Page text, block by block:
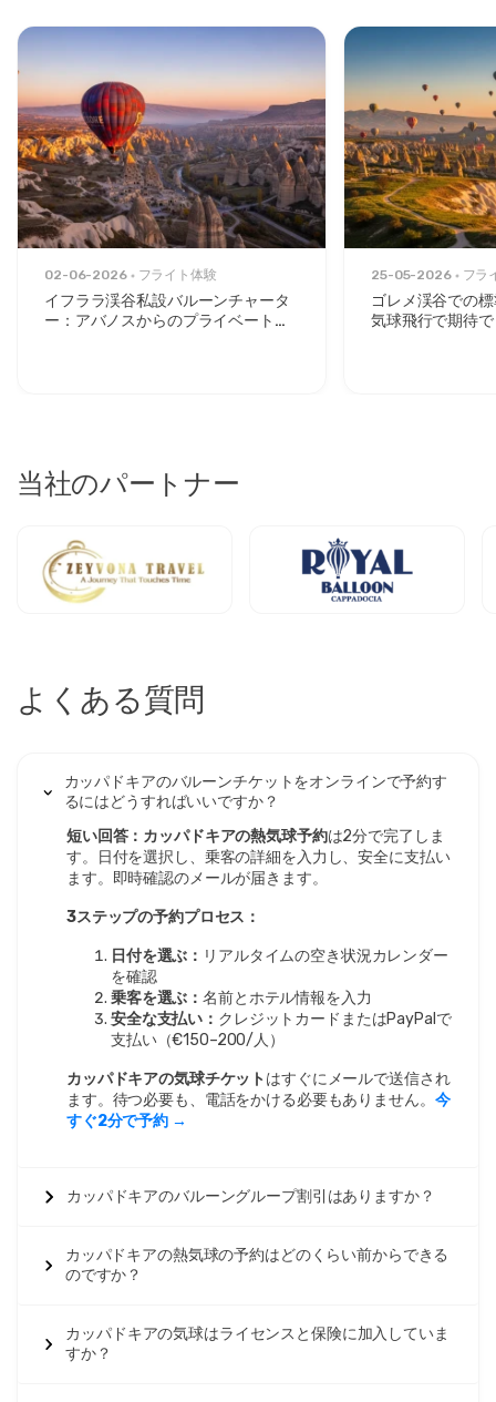
02-06-2026 フライト体験
イフララ渓谷私設バルーンチャータ
ー：アバノスからのプライベートサ
25-05-2026 フラ
ゴレメ渓谷での
気球飛行で期待
当社のパートナー
よくある質問
カッパドキアのバルーンチケットをオンラインで予約す
るにはどうすればいいですか？
短い回答：カッパドキアの熱気球予約は2分で完了しま
す。日付を選択し、乗客の詳細を入力し、安全に支払い
ます。即時確認のメールが届きます。
3ステップの予約プロセス：
日付を選ぶ： リアルタイムの空き状況カレンダー
を確認
乗客を選ぶ：名前とホテル情報を入力
安全な支払い： クレジットカードまたはPayPalで
支払い（€150–200/人）
カッパドキアの気球チケットはすぐにメールで送信され
ます。待つ必要も、電話をかける必要もありません。 今
すぐ2分で予約 →
カッパドキアのバルーングループ割引はありますか？
カッパドキアの熱気球の予約はどのくらい前からできる
のですか？
カッパドキアの気球はライセンスと保険に加入していま
すか？